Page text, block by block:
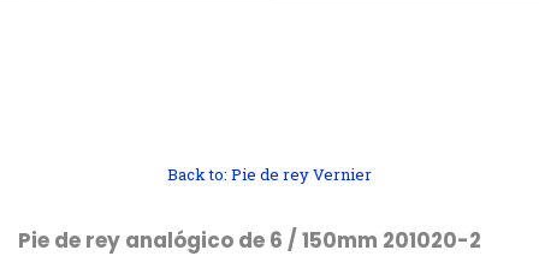
Back to: Pie de rey Vernier
Pie de rey analógico de 6 / 150mm 201020-2